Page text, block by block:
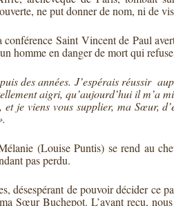
ne put donner de nom, ni de
Saint Vincent de Paul
homme en danger de mort qui
des années. J’espérais réussir
aigri, qu’aujourd’hui il m’a
et je viens vous supplier, ma Sœur,
(Louise Puntis) se rend au
pas perdu.
désespérant de pouvoir décider ce
Sœur Buchepot. L’ayant reçu,